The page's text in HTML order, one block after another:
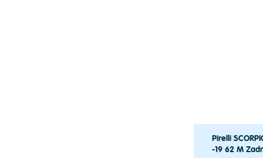
Pirelli
-19 62 M